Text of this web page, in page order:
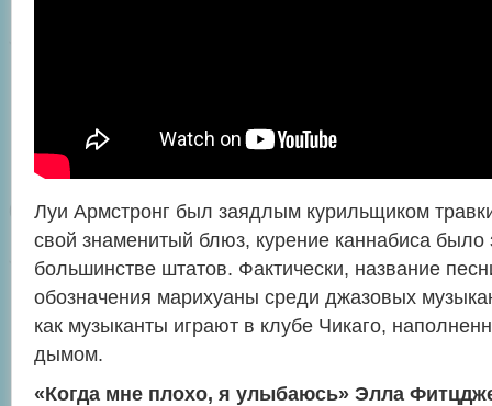
Луи Армстронг был заядлым курильщиком
свой знаменитый блюз, курение каннабиса было
большинстве штатов. Фактически, название
обозначения марихуаны среди джазовых
как музыканты играют в клубе Чикаго,
дымом.
«Когда мне плохо, я улыбаюсь» Элла